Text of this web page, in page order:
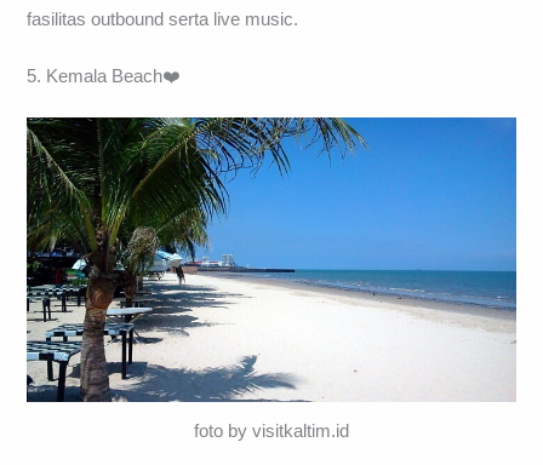
fasilitas outbound serta live music.
5. Kemala Beach❤️
foto by visitkaltim.id